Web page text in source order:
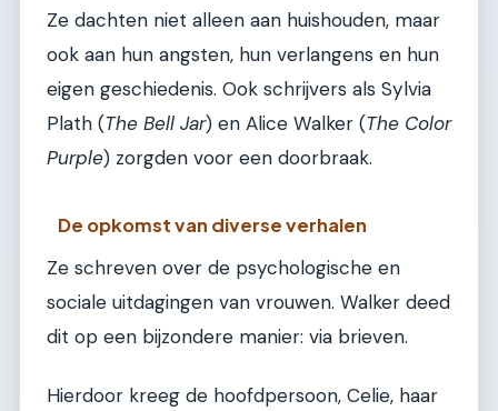
Ze dachten niet alleen aan huishouden, maar
ook aan hun angsten, hun verlangens en hun
eigen geschiedenis. Ook schrijvers als Sylvia
Plath (The Bell Jar) en Alice Walker (The Color
Purple) zorgden voor een doorbraak.
De opkomst van diverse verhalen
Ze schreven over de psychologische en
sociale uitdagingen van vrouwen. Walker deed
dit op een bijzondere manier: via brieven.
Hierdoor kreeg de hoofdpersoon, Celie, haar